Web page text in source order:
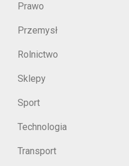
Prawo
Przemysł
Rolnictwo
Sklepy
Sport
Technologia
Transport